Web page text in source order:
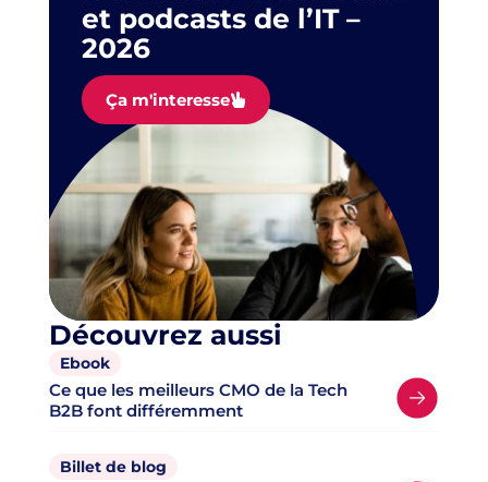
et podcasts de l’IT –
2026
Ça m'interesse
Découvrez aussi
Ebook
Ce que les meilleurs CMO de la Tech
B2B font différemment
Billet de blog